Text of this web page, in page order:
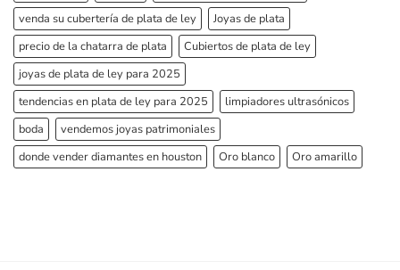
venda su cubertería de plata de ley
Joyas de plata
precio de la chatarra de plata
Cubiertos de plata de ley
joyas de plata de ley para 2025
tendencias en plata de ley para 2025
limpiadores ultrasónicos
boda
vendemos joyas patrimoniales
donde vender diamantes en houston
Oro blanco Oro amarillo